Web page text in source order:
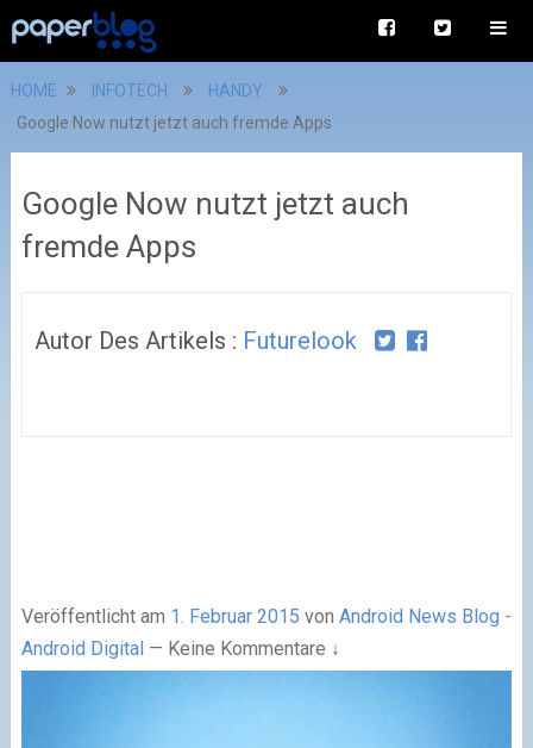
HOME INFOTECH
HANDY
Google Now nutzt jetzt auch fremde Apps
Google Now nutzt jetzt auch
fremde Apps
Autor Des Artikels : Futurelook
Veröffentlicht am 1. Februar 2015 von Android News Blog -
Android Digital — Keine Kommentare ↓